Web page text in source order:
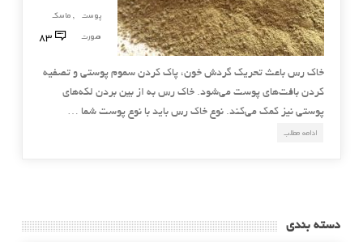
پوست
, ماسک
صورت
83
خاک رس باعث تحریک گردش خون، پاک کردن سموم پوستی و تصفیه
کردن بافت‌های پوست می‌شود. خاک رس به از بین بردن لکه‌‌های
پوستی نیز کمک می‌کند. نوع خاک رس باید با نوع پوست شما …
ادامه مطلب
دسته بندی